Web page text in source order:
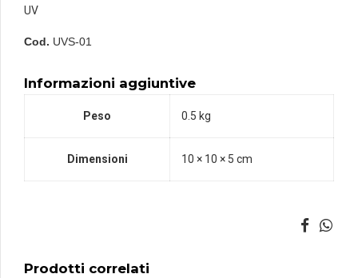
quantità
UV
Cod. UVS-01
Informazioni aggiuntive
Peso 0.5 kg
Dimensioni 10 × 10 × 5 cm
Prodotti correlati